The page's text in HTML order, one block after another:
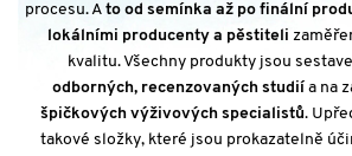
procesu. A to od semínka až po finální
lokálními producenty a pěstiteli
kvalitu. Všechny produkty jsou
odborných, recenzovaných studií a na
špičkových výživových specialistů.
takové složky, které jsou prokazatelně